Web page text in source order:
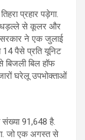
प्रहार पड़ेगा.
धड़ल्ले से कूलर और
सरकार ने एक जुलाई
14 पैसे प्रति यूनिट
बिल हॉफ
घरेलू उपभोक्ताओं
संख्या 91,648 है.
जो एक अगस्त से